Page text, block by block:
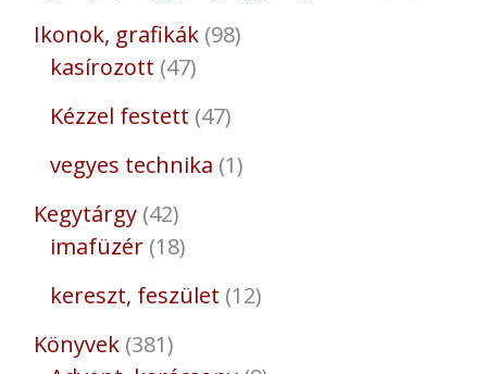
Ikonok, grafikák 98
kasírozott 47
Kézzel festett 47
vegyes technika 1
Kegytárgy 42
imafüzér 18
kereszt, feszület 12
Könyvek 381